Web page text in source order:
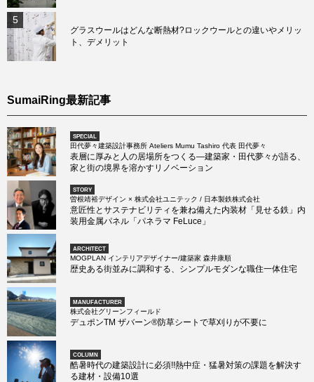
5
グラスウールはどんな断熱材?ロックウールとの違いやメリッ
ト、デメリット
SumaiRing最新記事
SPECIAL
田代夢々建築設計事務所 Ateliers Mumu Tashiro 代表 田代夢々
表層に厚みと人の居場所をつくる―建築家・田代夢々が語る、
家と街の境界を溶かすリノベーション
STORY
曽根靖裕デザイン × 株式会社ユニテック / 日本製鉄株式会社
意匠性とサステナビリティを兼ね備えた内装材「見せる鉄」内
装用金属パネル「パネラマ FeLuce」
ARCHITECT
MOGPLAN インテリアデザイナー/建築家 森井康順
歴史ある街並みに調和する、シンプルモダンな職住一体住宅
MANUFACTURER
株式会社グリーンフィールド
デュポンTM ザバーン®防草シートで草刈りが不要に
COLUMN
酷暑時代の建築設計に必須!!熱中症・猛暑対策の課題を解決す
る建材・設備10選